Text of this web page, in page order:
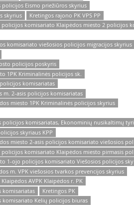
policijos Eismo priežiūros skyrius
skyrius
Kretingos rajono PK VPS PP
komisariato Klaipėdos miesto 2 policijos
komisariato viešosios policijos migracijos skyrius
policijos poskyris
1PK Kriminalinės policijos sk.
komisariatas
m. 2-asis policijos komisariatas
miesto 1PK Kriminalinės policijos skyrius
policijos komisariatas, Ekonominių nusikaltimų
skyriaus KPP
miesto 2-asis policijos komisariato viešosios
komisariato Klaipėdos miesto pirmasis
1-ojo policijos komisariato Viešosios policijos
m. VPK viešosios tvarkos prevencijos skyrius
Klaipėdos AVPK Klaipėdos r. PK
komisariatas
Kretingos PK
komisariato Kelių policijos biuras